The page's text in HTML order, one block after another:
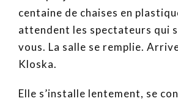
centaine de chaises en
attendent les spectateurs qui
vous. La salle se remplie.
Kloska.
Elle s’installe lentement, se